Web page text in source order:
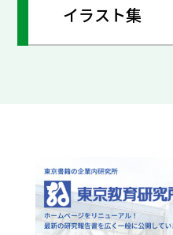
イラスト集